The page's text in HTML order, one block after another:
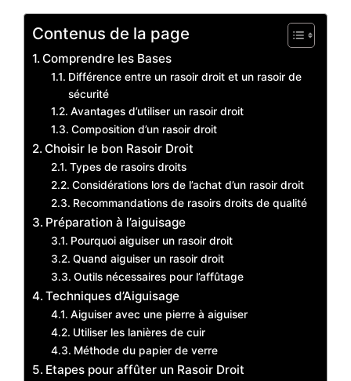
Contenus de la page
Comprendre les Bases
Différence entre un rasoir droit et un rasoir de
sécurité
Avantages d’utiliser un rasoir droit
Composition d’un rasoir droit
Choisir le bon Rasoir Droit
Types de rasoirs droits
Considérations lors de l’achat d’un rasoir droit
Recommandations de rasoirs droits de qualité
Préparation à l’aiguisage
Pourquoi aiguiser un rasoir droit
Quand aiguiser un rasoir droit
Outils nécessaires pour l’affûtage
Techniques d’Aiguisage
Aiguiser avec une pierre à aiguiser
Utiliser les lanières de cuir
Méthode du papier de verre
Etapes pour affûter un Rasoir Droit